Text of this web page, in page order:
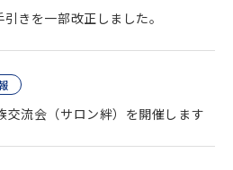
きを一部改正しました。
交流会（サロン絆）を開催します